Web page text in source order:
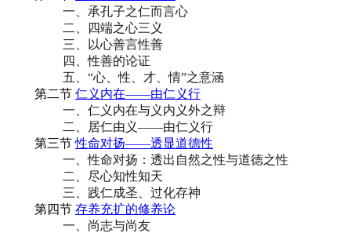
一、承孔子之仁而言心
二、四端之心三义
三、以心善言性善
四、性善的论证
五、“心、性、才、情”之意涵
第二节 仁义内在——由仁义行
一、仁义内在与义内义外之辩
二、居仁由义——由仁义行
第三节性命对扬——透显道德性
一、性命对扬：透出自然之性与道德之性
二、尽心知性知天
三、践仁成圣、过化存神
第四节 存养充扩的修养论
一、尚志与尚友